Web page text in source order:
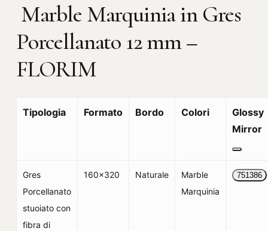
Marble Marquinia in Gres
Porcellanato 12 mm –
FLORIM
Tipologia Formato Bordo Colori
Glossy
Mirror
Gres
Porcellanato
stuoiato con
fibra di
160×320 Naturale
Marble
Marquinia
751386